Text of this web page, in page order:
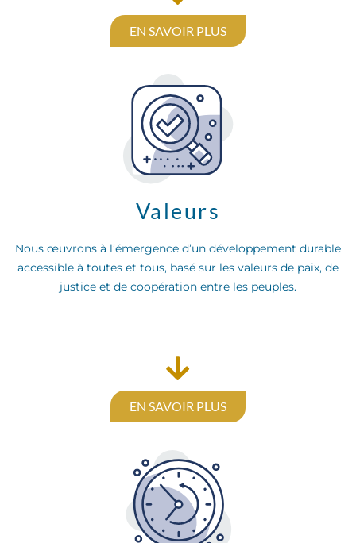
EN SAVOIR PLUS
Valeurs
Nous œuvrons à l’émergence d’un développement durable
accessible à toutes et tous, basé sur les valeurs de paix, de
justice et de coopération entre les peuples.
EN SAVOIR PLUS